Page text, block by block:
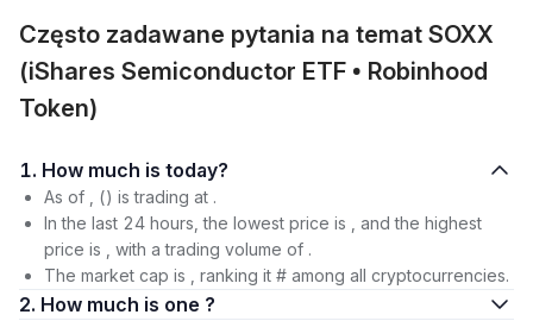
Często zadawane pytania na temat SOXX
(iShares Semiconductor ETF • Robinhood
Token)
1. How much is today?
As of , () is trading at .
In the last 24 hours, the lowest price is , and the highest
price is , with a trading volume of .
The market cap is , ranking it # among all cryptocurrencies.
2. How much is one ?